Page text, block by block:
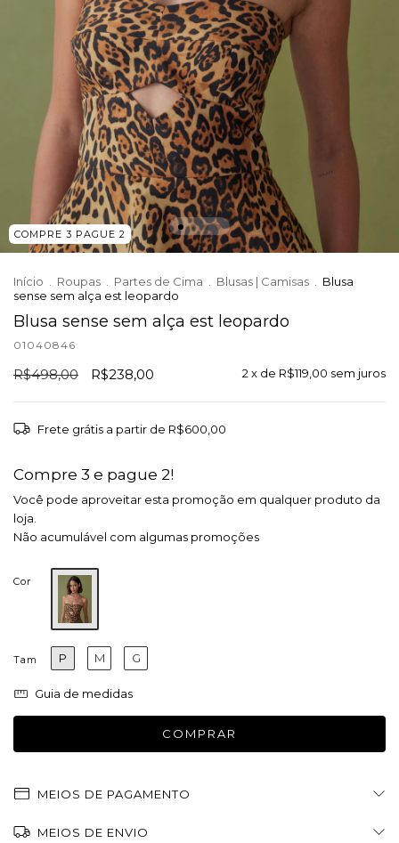
COMPRE 3 PAGUE 2
Início Roupas Partes de Cima Blusas | Camisas
Blusa
sense sem alça est leopardo
Blusa sense sem alça est leopardo
01040846
R$498,00 R$238,00 2 x de R$119,00 sem juros
Frete grátis a partir de R$600,00
Compre 3 e pague 2!
Você pode aproveitar esta promoção em qualquer produto da
loja.
Não acumulável com algumas promoções
Cor
Tam P M G
Guia de medidas
MEIOS DE PAGAMENTO
MEIOS DE ENVIO